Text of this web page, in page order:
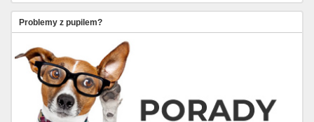
Problemy z pupilem?